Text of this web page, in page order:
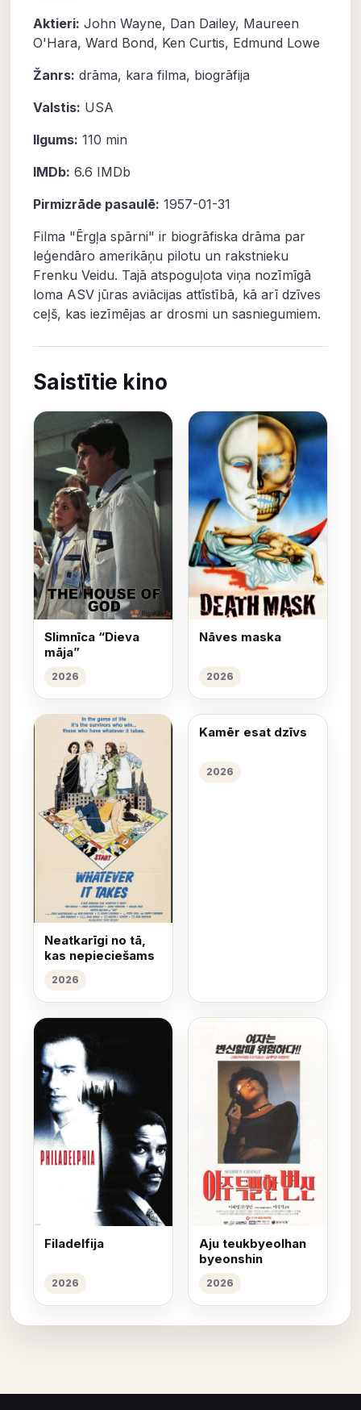
Aktieri: John Wayne, Dan Dailey, Maureen
O'Hara, Ward Bond, Ken Curtis, Edmund Lowe
Žanrs: drāma, kara filma, biogrāfija
Valstis: USA
Ilgums: 110 min
IMDb: 6.6 IMDb
Pirmizrāde pasaulē: 1957-01-31
Filma "Ērgļa spārni" ir biogrāfiska drāma par
leģendāro amerikāņu pilotu un rakstnieku
Frenku Veidu. Tajā atspoguļota viņa nozīmīgā
loma ASV jūras aviācijas attīstībā, kā arī dzīves
ceļš, kas iezīmējas ar drosmi un sasniegumiem.
Saistītie kino
Slimnīca “Dieva
māja”
2026
Nāves maska
2026
Neatkarīgi no tā,
kas nepieciešams
2026
Kamēr esat dzīvs
2026
Filadelfija
2026
Aju teukbyeolhan
byeonshin
2026